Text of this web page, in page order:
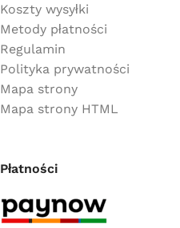
Koszty wysyłki
Metody płatności
Regulamin
Polityka prywatności
Mapa strony
Mapa strony HTML
Płatności